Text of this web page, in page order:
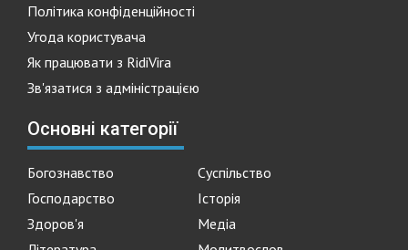
Політика конфіденційності
Угода користувача
Як працювати з RidiVira
Зв'язатися з адміністрацією
Основні категорії
Богознавство
Суспільство
Господарство
Історія
Здоров'я
Медіа